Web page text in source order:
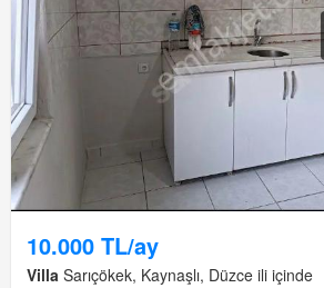
10.000 TL/ay
Villa Sarıçökek, Kaynaşlı, Düzce ili içinde